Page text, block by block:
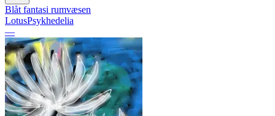
Blåt fantasi rumvæsen
LotusPsykhedelia
—